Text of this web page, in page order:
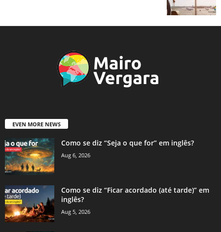
EVEN MORE NEWS
Como se diz “Seja o que for” em inglês?
Aug 6, 2026
Como se diz “Ficar acordado (até tarde)” em
inglês?
Aug 5, 2026